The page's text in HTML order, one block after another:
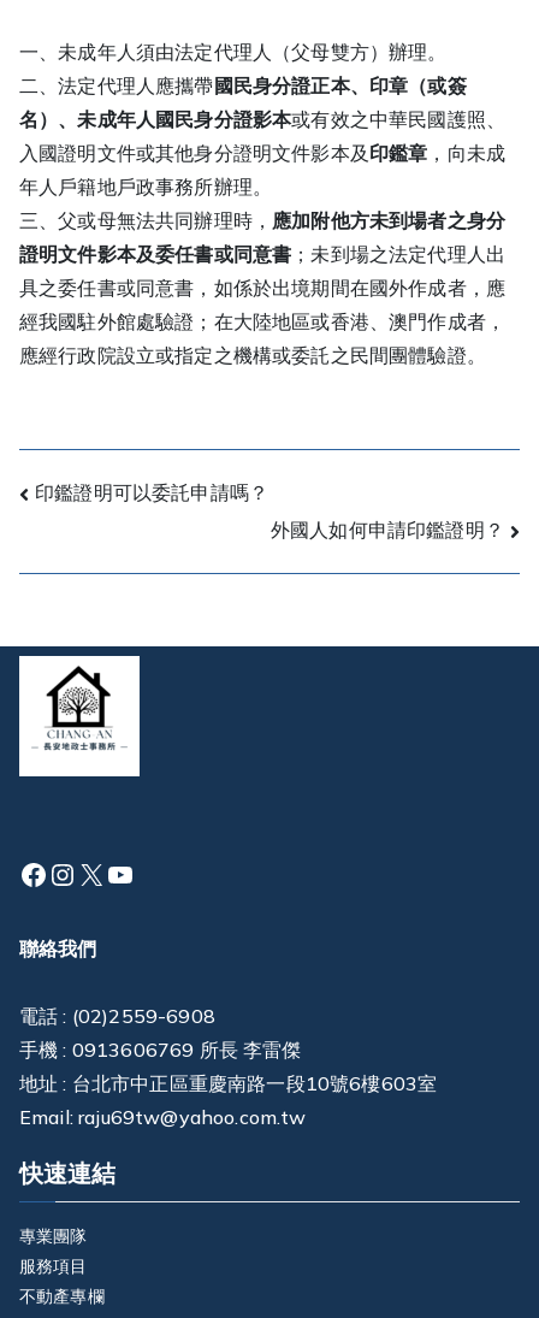
一、未成年人須由法定代理人（父母雙方）辦理。
二、法定代理人應攜帶國民身分證正本、印章（或簽
名）、未成年人國民身分證影本或有效之中華民國護照、
入國證明文件或其他身分證明文件影本及 印鑑章 ，向未成
年人戶籍地戶政事務所辦理。
三、父或母無法共同辦理時， 應加附他方未到場者之身分
證明文件影本及委任書或同意書 ；未到場之法定代理人出
具之委任書或同意書，如係於出境期間在國外作成者，應
經我國駐外館處驗證；在大陸地區或香港、澳門作成者，
應經行政院設立或指定之機構或委託之民間團體驗證。
Post
印鑑證明可以委託申請嗎？
外國人如何申請印鑑證明？
Facebook
Instagram
X YouTube
聯絡我們
電話 : (02)2559-6908
手機 : 0913606769 所長 李雷傑
地址 : 台北市中正區重慶南路一段10號6樓603室
Email: raju69tw@yahoo.com.tw
快速連結
專業團隊
服務項目
不動產專欄